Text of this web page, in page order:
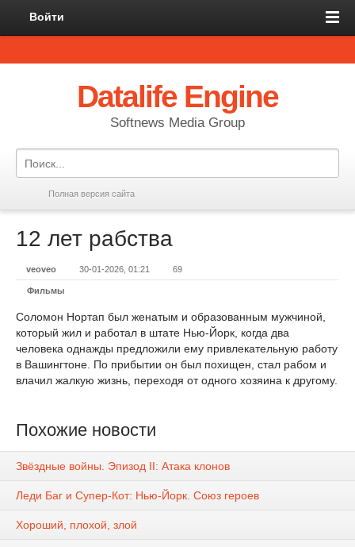
Войти
Datalife Engine
Softnews Media Group
Полная версия сайта
12 лет рабства
veoveo 30-01-2026, 01:21 69
Фильмы
Соломон Нортап был женатым и образованным мужчиной,
который жил и работал в штате Нью-Йорк, когда два
человека однажды предложили ему привлекательную работу
в Вашингтоне. По прибытии он был похищен, стал рабом и
влачил жалкую жизнь, переходя от одного хозяина к другому.
Похожие новости
Звёздные войны. Эпизод II: Атака клонов
Леди Баг и Супер-Кот: Нью-Йорк. Союз героев
Хороший, плохой, злой